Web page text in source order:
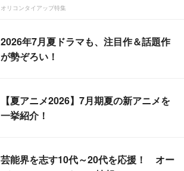
オリコンタイアップ特集
2026年7月夏ドラマも、注目作＆話題作
が勢ぞろい！
【夏アニメ2026】7月期夏の新アニメを
一挙紹介！
芸能界を志す10代～20代を応援！ オー